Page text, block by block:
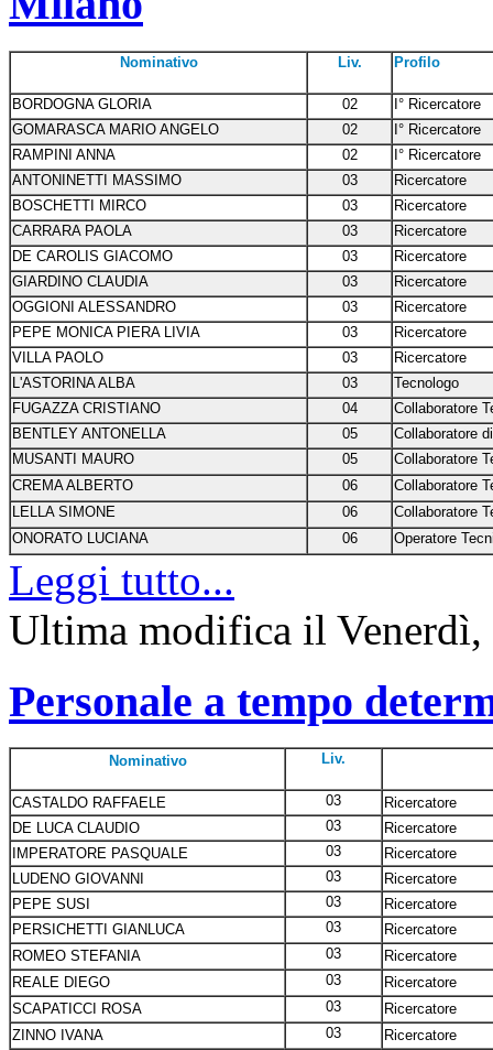
Nominativo Liv. Profilo
BORDOGNA GLORIA 02
I° Ricercatore
GOMARASCA MARIO ANGELO
02
I° Ricercatore
RAMPINI ANNA
02
I° Ricercatore
ANTONINETTI MASSIMO
03
Ricercatore
BOSCHETTI MIRCO
03
Ricercatore
CARRARA PAOLA
03
Ricercatore
DE CAROLIS GIACOMO
03
Ricercatore
GIARDINO CLAUDIA
03
Ricercatore
OGGIONI ALESSANDRO
03
Ricercatore
PEPE MONICA PIERA LIVIA
03
Ricercatore
VILLA PAOLO
03
Ricercatore
L'ASTORINA ALBA
03
Tecnologo
FUGAZZA CRISTIANO
04
Collaboratore
BENTLEY ANTONELLA
05
Collaboratore
MUSANTI MAURO
05
Collaboratore
CREMA ALBERTO
06
Collaboratore
LELLA SIMONE
06
Collaboratore
ONORATO LUCIANA
06 Operatore
Leggi tutto...
Ultima modifica il Venerdì,
Personale a tempo
Nominativo Liv.
CASTALDO RAFFAELE 03
Ricercatore
DE LUCA CLAUDIO
03
Ricercatore
IMPERATORE PASQUALE
03
Ricercatore
LUDENO GIOVANNI
03
Ricercatore
PEPE SUSI
03
Ricercatore
PERSICHETTI GIANLUCA
03
Ricercatore
ROMEO STEFANIA
03
Ricercatore
REALE DIEGO
03
Ricercatore
SCAPATICCI ROSA
03
Ricercatore
ZINNO IVANA
03
Ricercatore